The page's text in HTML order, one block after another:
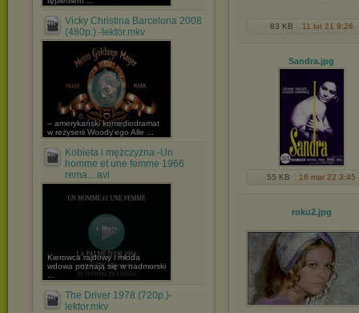
Vicky Christina Barcelona 2008
(480p.) -lektor.mkv
– amerykański komediodramat
w reżyserii Woody'ego Alle ...
Kobieta i mężczyzna -Un
homme et une femme 1966
rema....avi
Kierowca rajdowy i młoda
wdowa poznają się w nadmorski
The Driver 1978 (720p.)-
lektor.mkv
83 KB 11 lut 21 9:26
Sandra.jpg
55 KB 16 mar 22 3:45
roku2.jpg